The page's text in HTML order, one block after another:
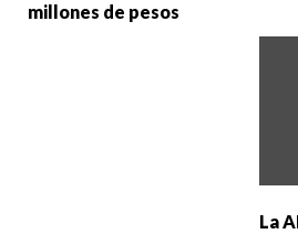
millones de pesos
La